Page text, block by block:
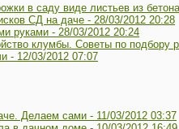
в саду виде листьев из
СД на даче - 28/03/2012 20:28
руками - 28/03/2012 20:24
клумбы. Советы по подбору
- 12/03/2012 07:07
Делаем сами - 11/03/2012 03:37